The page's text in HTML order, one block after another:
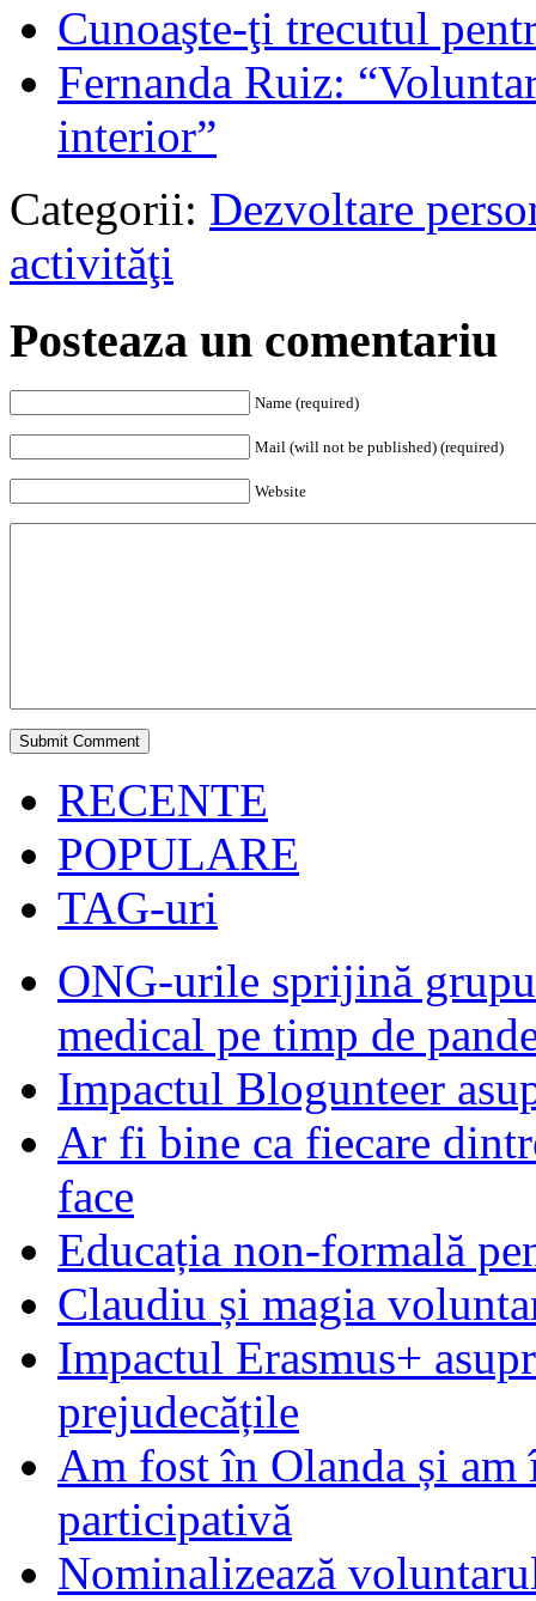
Cunoaşte-ţi trecutul
Fernanda Ruiz:
interior”
Categorii: Dezvoltare
activităţi
Posteaza un comentariu
Name (required)
Mail (will not be published) (required)
Website
RECENTE
POPULARE
TAG-uri
ONG-urile sprijină
medical pe timp de
Impactul Blogunteer
Ar fi bine ca fiecare
face
Educația non-formală
Claudiu și magia
Impactul Erasmus+
prejudecățile
Am fost în Olanda și am
participativă
Nominalizează